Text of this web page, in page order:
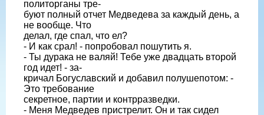
политорганы тре-
буют полный отчет Медведева за каждый день, а
не вообще. Что
делал, где спал, что ел?
- И как срал! - попробовал пошутить я.
- Ты дурака не валяй! Тебе уже двадцать второй
год идет! - за-
кричал Богуславский и добавил полушепотом: -
Это требование
секретное, партии и контрразведки.
- Меня Медведев пристрелит. Он и так сидел